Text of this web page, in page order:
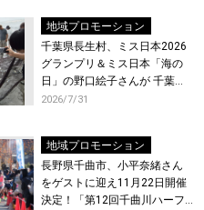
地域プロモーション
千葉県長生村、ミス日本2026
グランプリ＆ミス日本「海の
日」の野口絵子さんが 千葉県
唯一の村・長生村で地引網を
2026/7/31
地域プロモーション
長野県千曲市、小平奈緒さん
をゲストに迎え11月22日開催
決定！「第12回千曲川ハーフ